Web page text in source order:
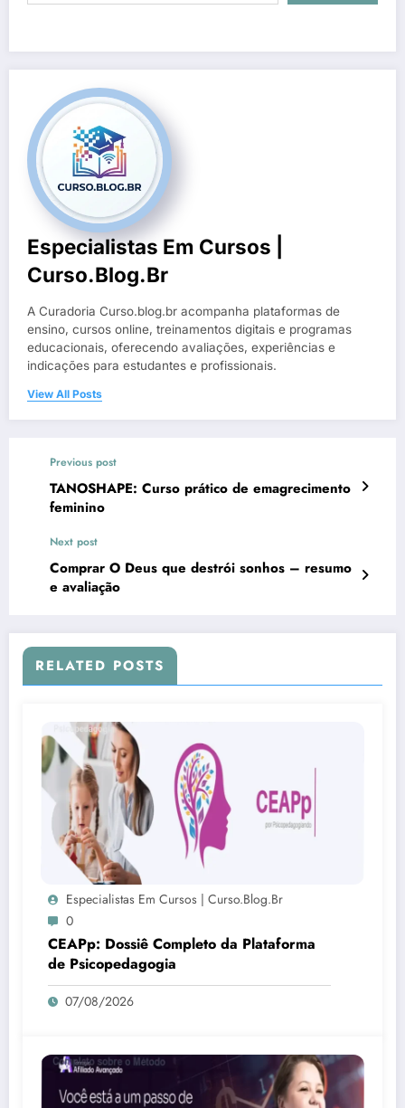
Especialistas Em Cursos |
Curso.blog.br
A Curadoria Curso.blog.br acompanha plataformas de
ensino, cursos online, treinamentos digitais e programas
educacionais, oferecendo avaliações, experiências e
indicações para estudantes e profissionais.
View All Posts
Previous post
TANOSHAPE: Curso prático de emagrecimento
feminino
Next post
Comprar O Deus que destrói sonhos – resumo
e avaliação
RELATED POSTS
Especialistas Em Cursos | Curso.blog.br
0
CEAPp: Dossiê Completo da Plataforma
de Psicopedagogia
07/08/2026